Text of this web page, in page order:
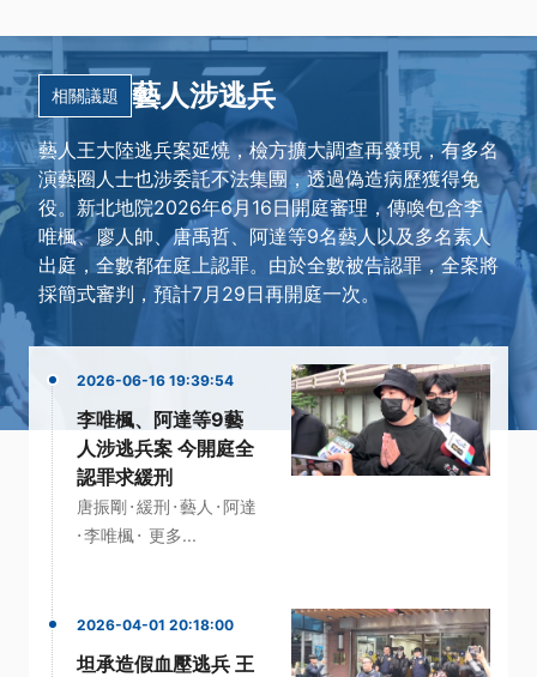
相關議題 藝人涉逃兵
藝人王大陸逃兵案延燒，檢方擴大調查再發現，有多名
演藝圈人士也涉委託不法集團，透過偽造病歷獲得免
役。新北地院2026年6月16日開庭審理，傳喚包含李
唯楓、廖人帥、唐禹哲、阿達等9名藝人以及多名素人
出庭，全數都在庭上認罪。由於全數被告認罪，全案將
採簡式審判，預計7月29日再開庭一次。
2026-06-16 19:39:54
李唯楓、阿達等9藝
人涉逃兵案 今開庭全
認罪求緩刑
唐振剛 ·緩刑 ·藝人 ·阿達
·李唯楓· 更多...
2026-04-01 20:18:00
坦承造假血壓逃兵 王